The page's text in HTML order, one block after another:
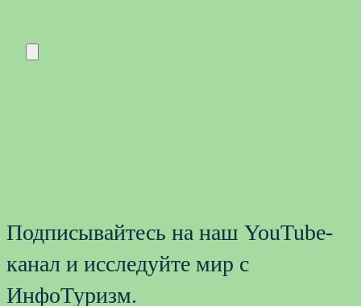
Подписывайтесь на наш YouTube-
канал и исследуйте мир с
ИнфоТуризм.